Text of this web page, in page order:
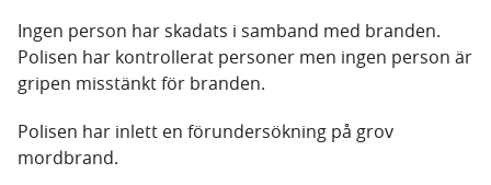
Ingen person har skadats i samband med branden.
Polisen har kontrollerat personer men ingen person är
gripen misstänkt för branden.
Polisen har inlett en förundersökning på grov
mordbrand.